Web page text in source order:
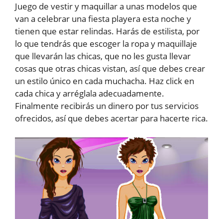
Juego de vestir y maquillar a unas modelos que
van a celebrar una fiesta playera esta noche y
tienen que estar relindas. Harás de estilista, por
lo que tendrás que escoger la ropa y maquillaje
que llevarán las chicas, que no les gusta llevar
cosas que otras chicas vistan, así que debes crear
un estilo único en cada muchacha. Haz click en
cada chica y arréglala adecuadamente.
Finalmente recibirás un dinero por tus servicios
ofrecidos, así que debes acertar para hacerte rica.